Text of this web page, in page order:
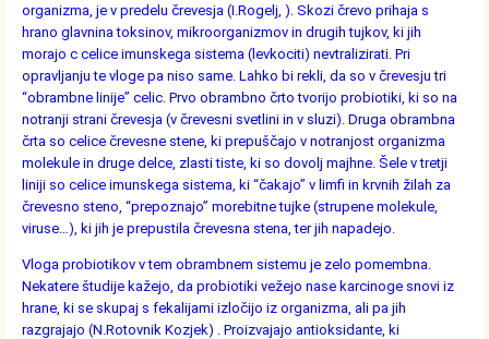
organizma, je v predelu črevesja (I.Rogelj, ). Skozi črevo prihaja s
hrano glavnina toksinov, mikroorganizmov in drugih tujkov, ki jih
morajo c celice imunskega sistema (levkociti) nevtralizirati. Pri
opravljanju te vloge pa niso same. Lahko bi rekli, da so v črevesju tri
“obrambne linije” celic. Prvo obrambno črto tvorijo probiotiki, ki so na
notranji strani črevesja (v črevesni svetlini in v sluzi). Druga obrambna
črta so celice črevesne stene, ki prepuščajo v notranjost organizma
molekule in druge delce, zlasti tiste, ki so dovolj majhne. Šele v tretji
liniji so celice imunskega sistema, ki “čakajo” v limfi in krvnih žilah za
črevesno steno, “prepoznajo” morebitne tujke (strupene molekule,
viruse…), ki jih je prepustila črevesna stena, ter jih napadejo.
Vloga probiotikov v tem obrambnem sistemu je zelo pomembna.
Nekatere študije kažejo, da probiotiki vežejo nase karcinoge snovi iz
hrane, ki se skupaj s fekalijami izločijo iz organizma, ali pa jih
razgrajajo (N.Rotovnik Kozjek) . Proizvajajo antioksidante, ki